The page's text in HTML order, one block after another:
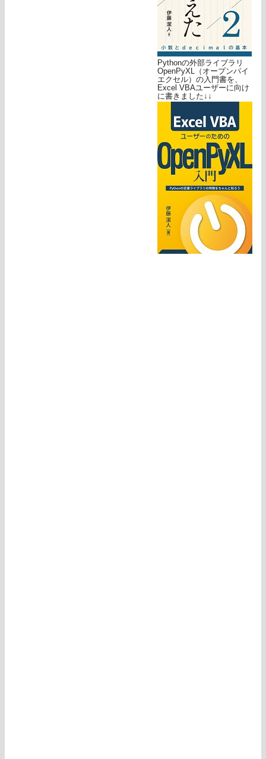
Pythonの外部ライブラリ
OpenPyXL（オープンパイ
エクセル）の入門書を、
Excel VBAユーザーに向け
に書きました↓↓